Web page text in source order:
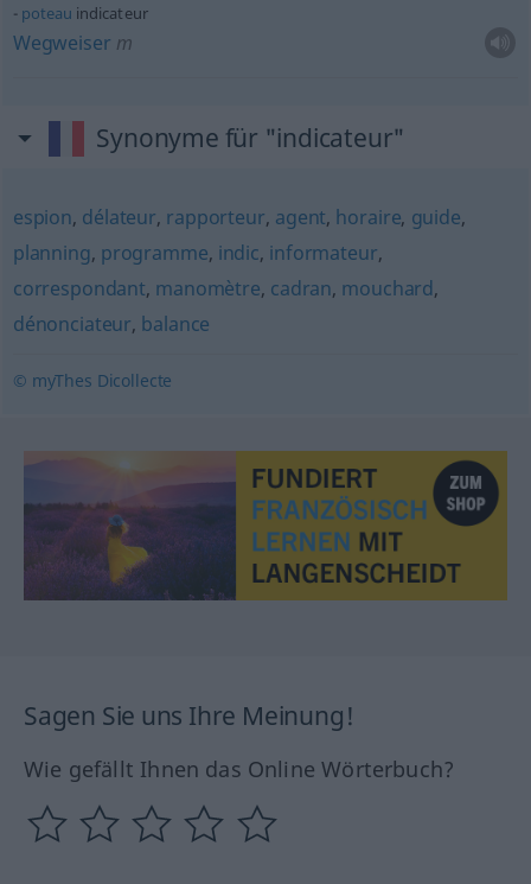
poteau indicateur
Wegweiser m
Synonyme für "indicateur"
espion, délateur, rapporteur, agent, horaire, guide,
planning, programme, indic, informateur,
correspondant, manomètre, cadran, mouchard,
dénonciateur, balance
© myThes Dicollecte
Sagen Sie uns Ihre Meinung!
Wie gefällt Ihnen das Online Wörterbuch?